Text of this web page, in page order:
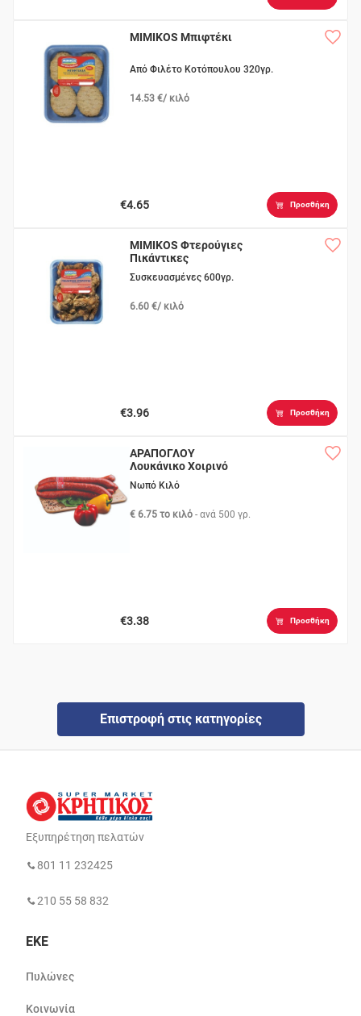
MIMIKOS Μπιφτέκι
Από Φιλέτο Κοτόπουλου 320γρ.
14.53 €/ κιλό
€4.65 Προσθήκη
MIMIKOS Φτερούγιες
Πικάντικες
Συσκευασμένες 600γρ.
6.60 €/ κιλό
€3.96 Προσθήκη
ΑΡΑΠΟΓΛΟΥ
Λουκάνικο Χοιρινό
Νωπό Κιλό
€ 6.75 το κιλό - ανά 500 γρ.
€3.38 Προσθήκη
Επιστροφή στις κατηγορίες
Εξυπηρέτηση πελατών
801 11 232425
210 55 58 832
ΕΚΕ
Πυλώνες
Κοινωνία